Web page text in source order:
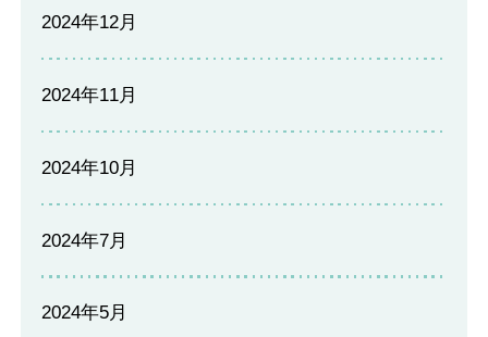
2024年12月
2024年11月
2024年10月
2024年7月
2024年5月